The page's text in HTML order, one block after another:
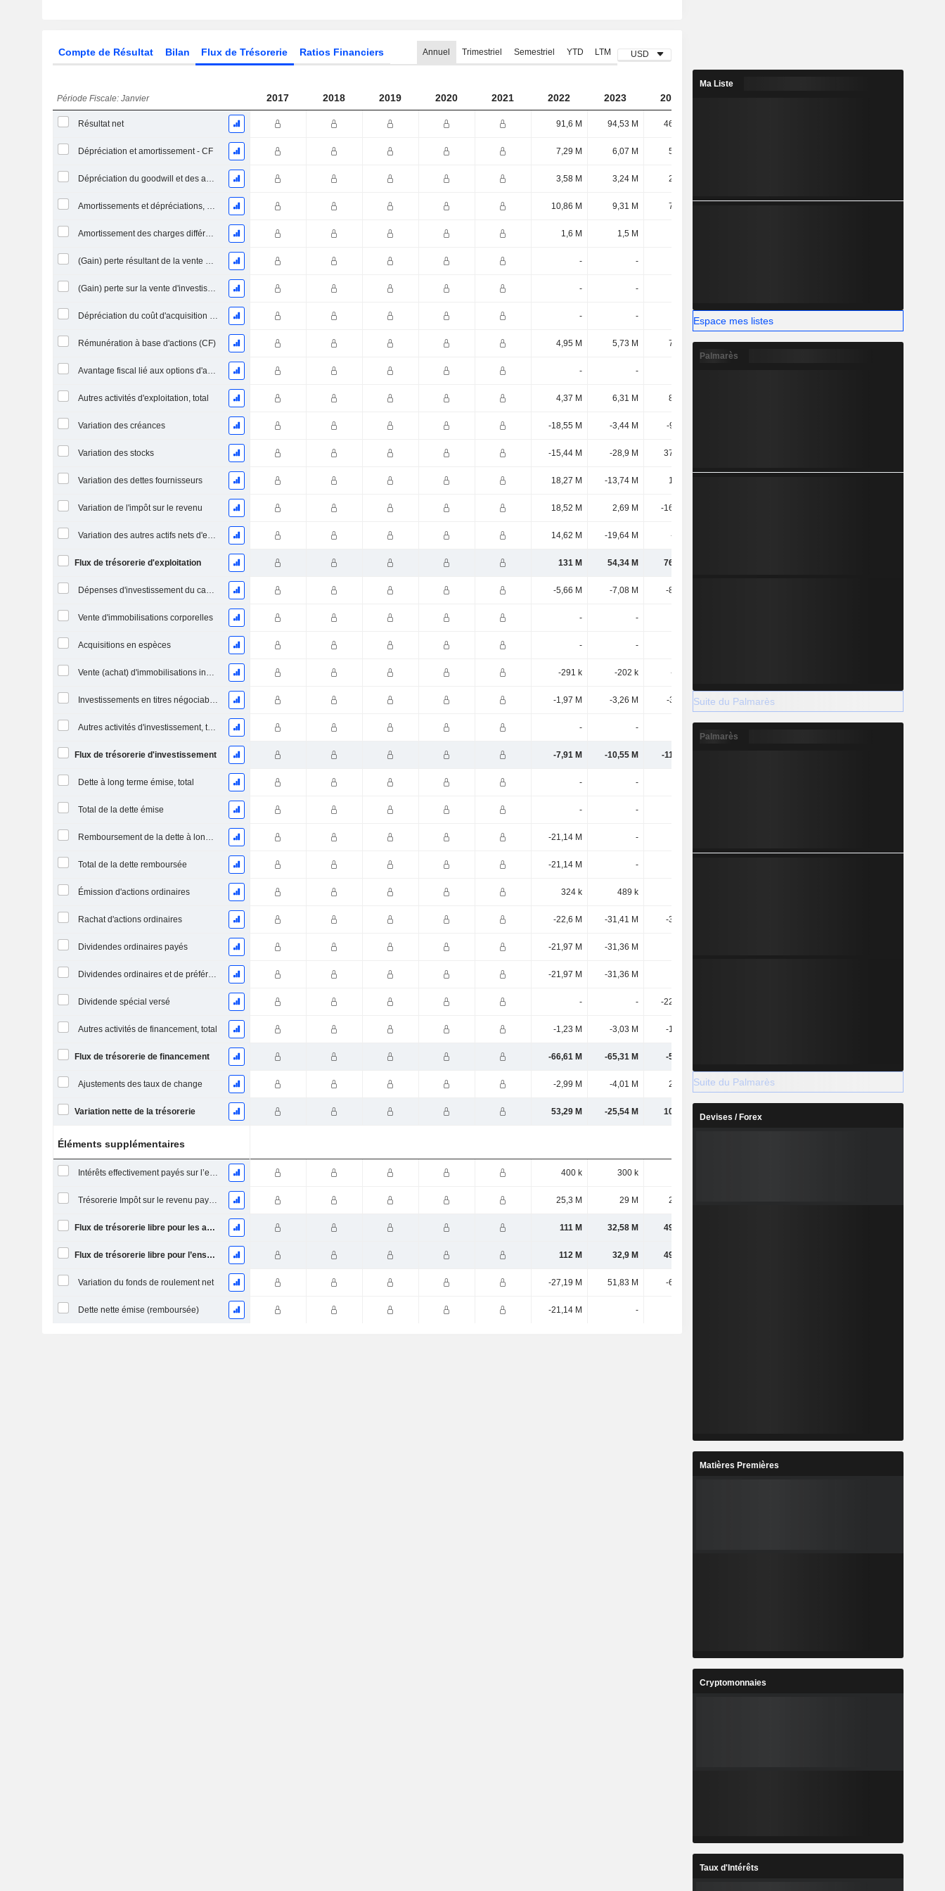
Compte de Résultat Bilan Flux de Trésorerie Ratios Financiers Annuel Trimestriel Semestriel YTD LTM USD
Période Fiscale: Janvier 2017 2018 2019 2020 2021 2022 2023 2024
Résultat net 91,6 M 94,53 M 46,71 M
Dépréciation et amortissement - CF 7,29 M 6,07 M 5,16 M
Dépréciation du goodwill et des actifs intangibles 3,58 M 3,24 M 2,48 M
Amortissements et dépréciations, Total 10,86 M 9,31 M 7,64 M
Amortissement des charges différées, Total - (CF) 1,6 M 1,5 M
(Gain) perte résultant de la vente d'un actif - -
(Gain) perte sur la vente d'investissements - (CF) - -
Dépréciation du coût d'acquisition d'actifs et dépenses de restructuration - - -
Rémunération à base d'actions (CF) 4,95 M 5,73 M 7,44 M 4,11 M 5,16 M
Avantage fiscal lié aux options d'achat d'actions - -
Autres activités d'exploitation, total 4,37 M 6,31 M 8,31 M
Variation des créances -18,55 M -3,44 M -9,11 M
Variation des stocks -15,44 M -28,9 M 37,65 M
Variation des dettes fournisseurs 18,27 M -13,74 M 1,54 M
Variation de l'impôt sur le revenu 18,52 M 2,69 M -16,71 M
Variation des autres actifs nets d'exploitation 14,62 M -19,64 M -8,7 M
Flux de trésorerie d'exploitation 131 M 54,34 M 76,78 M
Dépenses d'investissement du capital (CAPEX) -5,66 M -7,08 M -8,22 M
Vente d'immobilisations corporelles - -
Acquisitions en espèces - -
Vente (achat) d'immobilisations incorporelles -291 k -202 k -144 k
Investissements en titres négociables et en actions, total -1,97 M -3,26 M -3,11 M -5,67 M
Autres activités d'investissement, total - -
Flux de trésorerie d'investissement -7,91 M -10,55 M -11,47 M
Dette à long terme émise, total - -
Total de la dette émise - -
Remboursement de la dette à long terme, total -21,14 M -
Total de la dette remboursée -21,14 M -
Émission d'actions ordinaires 324 k 489 k
Rachat d'actions ordinaires -22,6 M -31,41 M -3,12 M
Dividendes ordinaires payés -21,97 M -31,36 M
Dividendes ordinaires et de préférence payés -21,97 M -31,36 M
Dividende spécial versé - - -22,15 M
Autres activités de financement, total -1,23 M -3,03 M -1,43 M
Flux de trésorerie de financement -66,61 M -65,31 M -57,6 M
Ajustements des taux de change -2,99 M -4,01 M 2,93 M -2,95 M
Variation nette de la trésorerie 53,29 M -25,54 M 10,64 M -53,6 M
Éléments supplémentaires
Intérêts effectivement payés sur l’exercice 400 k 300 k
Trésorerie Impôt sur le revenu payé (remboursement)Impôt effectivement payé (remboursé) sur l’exercice 25,3 M 29 M 28,7 M
Flux de trésorerie libre pour les actionnaires FCFE 111 M 32,58 M 49,06 M
Flux de trésorerie libre pour l’ensemble des pourvoyeurs de fonds (créanciers et actionnaires) FCFF 112 M 32,9 M 49,37 M
Variation du fonds de roulement net -27,19 M 51,83 M -6,41 M
Dette nette émise (remboursée) -21,14 M -
Ma Liste
Espace mes listes
Palmarès
Suite du Palmarès
Palmarès
Suite du Palmarès
Devises / Forex
Matières Premières
Cryptomonnaies
Taux d'Intérêts